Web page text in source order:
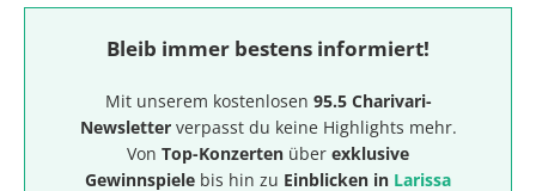
Bleib immer bestens informiert!
Mit unserem kostenlosen 95.5 Charivari-
Newsletterverpasst du keine Highlights mehr.
Von Top-Konzerten über exklusive
Gewinnspiele bis hin zu Einblicken in Larissa